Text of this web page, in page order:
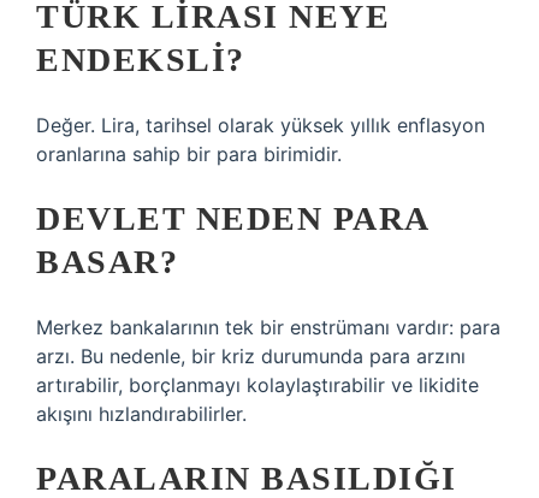
TÜRK LIRASI NEYE
ENDEKSLI?
Değer. Lira, tarihsel olarak yüksek yıllık enflasyon
oranlarına sahip bir para birimidir.
DEVLET NEDEN PARA
BASAR?
Merkez bankalarının tek bir enstrümanı vardır: para
arzı. Bu nedenle, bir kriz durumunda para arzını
artırabilir, borçlanmayı kolaylaştırabilir ve likidite
akışını hızlandırabilirler.
PARALARIN BASILDIĞI